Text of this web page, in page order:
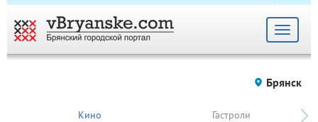
Toggle
Брянск
Кино Гастроли